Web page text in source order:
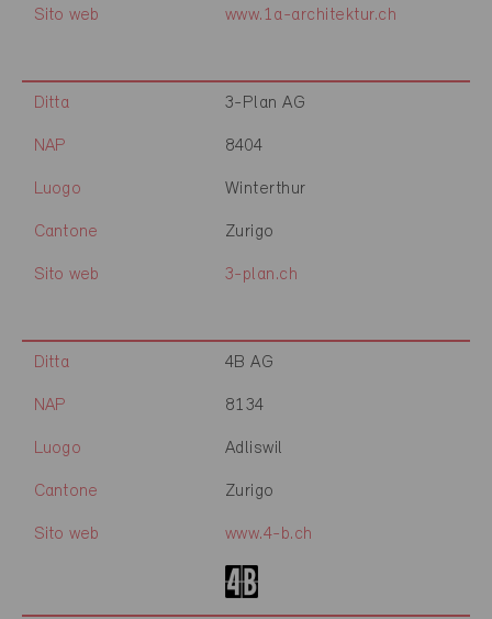
Sito web www.1a-architektur.ch
Ditta 3-Plan AG
NAP 8404
Luogo Winterthur
Cantone Zurigo
Sito web 3-plan.ch
Ditta 4B AG
NAP 8134
Luogo Adliswil
Cantone Zurigo
Sito web www.4-b.ch